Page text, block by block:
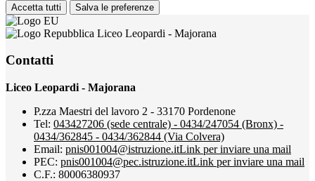
Accetta tutti Salva le preferenze
Liceo Leopardi - Majorana
Contatti
Liceo Leopardi - Majorana
P.zza Maestri del lavoro 2 - 33170 Pordenone
Tel: 043427206 (sede centrale) - 0434/247054 (Bronx) -
0434/362845 - 0434/362844 (Via Colvera)
Email: pnis001004@istruzione.itLink per inviare una mail
PEC: pnis001004@pec.istruzione.itLink per inviare una mail
C.F.: 80006380937